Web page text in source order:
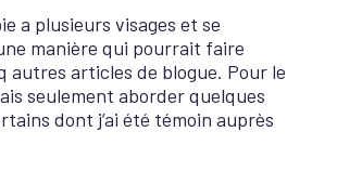
a plusieurs visages et se
manière qui pourrait faire
autres articles de blogue. Pour le
seulement aborder quelques
dont j’ai été témoin auprès